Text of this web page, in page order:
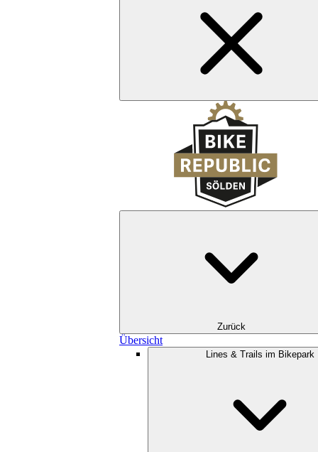
Zurück
Übersicht
Lines & Trails im Bikepark